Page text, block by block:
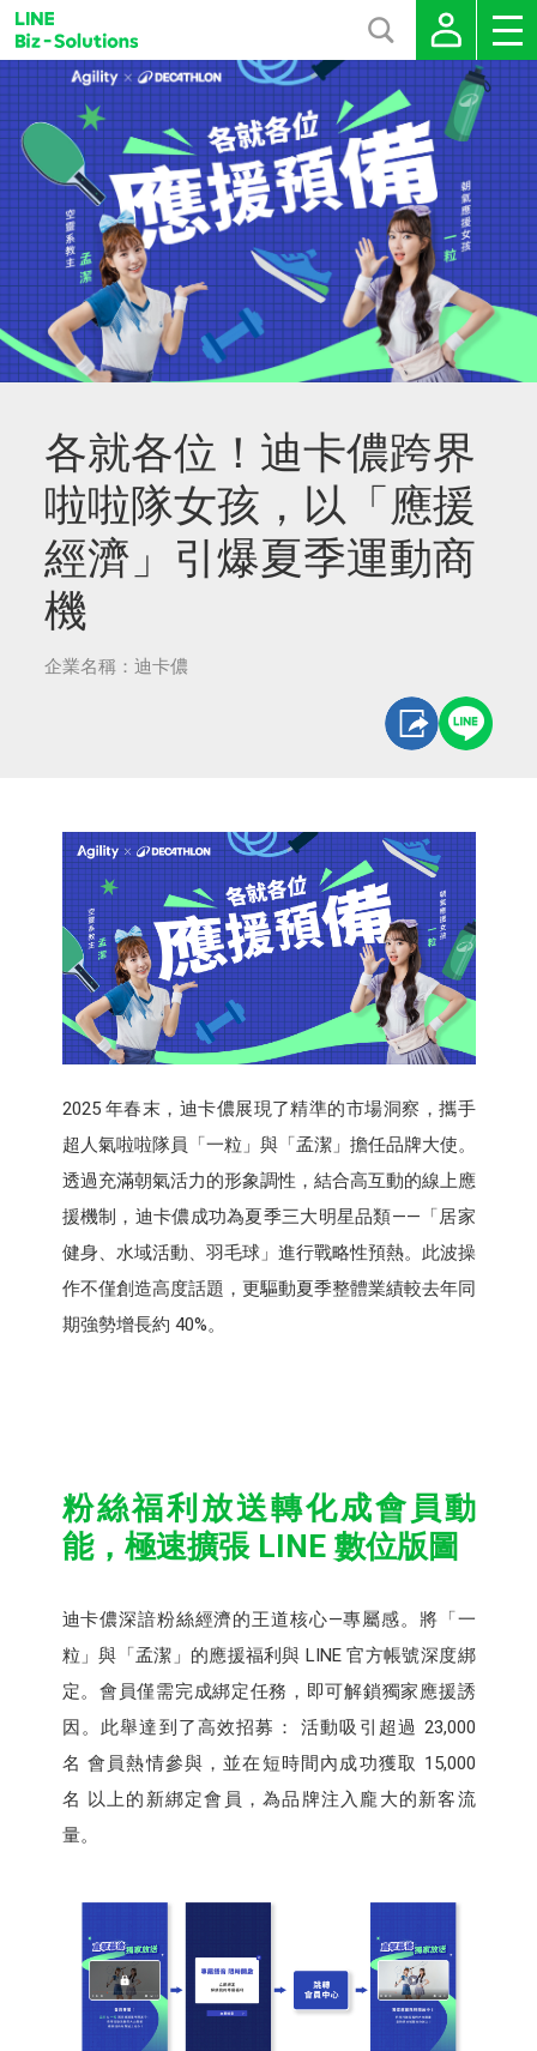
各就各位！迪卡儂跨界
啦啦隊女孩，以「應援
經濟」引爆夏季運動商
機
企業名稱：迪卡儂
2025 年春末，迪卡儂展現了精準的市場洞察，攜手
超人氣啦啦隊員「一粒」與「孟潔」擔任品牌大使。
透過充滿朝氣活力的形象調性，結合高互動的線上應
援機制，迪卡儂成功為夏季三大明星品類——「居家
健身、水域活動、羽毛球」進行戰略性預熱。此波操
作不僅創造高度話題，更驅動夏季整體業績較去年同
期強勢增長約 40%。​
粉絲福利放送轉化成會員動
能，​極速擴張 LINE 數位版圖
迪卡儂深諳粉絲經濟的王道核心—專屬感。將「一
粒」與「孟潔」的應援福利與 LINE 官方帳號深度綁
定。會員僅需完成綁定任務，即可解鎖獨家應援誘
因。此舉達到了高效招募： 活動吸引超過 23,000
名 會員熱情參與，並在短時間內成功獲取 15,000
名 以上的新綁定會員，為品牌注入龐大的新客流
量。​